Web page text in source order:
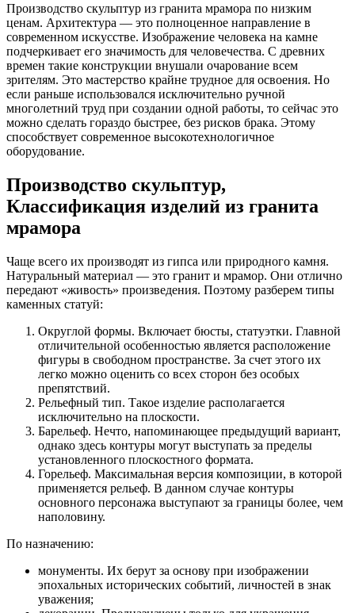
Производство скульптур из гранита мрамора по низким
ценам. Архитектура — это полноценное направление в
современном искусстве. Изображение человека на камне
подчеркивает его значимость для человечества. С древних
времен такие конструкции внушали очарование всем
зрителям. Это мастерство крайне трудное для освоения. Но
если раньше использовался исключительно ручной
многолетний труд при создании одной работы, то сейчас это
можно сделать гораздо быстрее, без рисков брака. Этому
способствует современное высокотехнологичное
оборудование.
Производство скульптур,
Классификация изделий из гранита
мрамора
Чаще всего их производят из гипса или природного камня.
Натуральный материал — это гранит и мрамор. Они отлично
передают «живость» произведения. Поэтому разберем типы
каменных статуй:
Округлой формы. Включает бюсты, статуэтки. Главной
отличительной особенностью является расположение
фигуры в свободном пространстве. За счет этого их
легко можно оценить со всех сторон без особых
препятствий.
Рельефный тип. Такое изделие располагается
исключительно на плоскости.
Барельеф. Нечто, напоминающее предыдущий вариант,
однако здесь контуры могут выступать за пределы
установленного плоскостного формата.
Горельеф. Максимальная версия композиции, в которой
применяется рельеф. В данном случае контуры
основного персонажа выступают за границы более, чем
наполовину.
По назначению:
монументы. Их берут за основу при изображении
эпохальных исторических событий, личностей в знак
уважения;